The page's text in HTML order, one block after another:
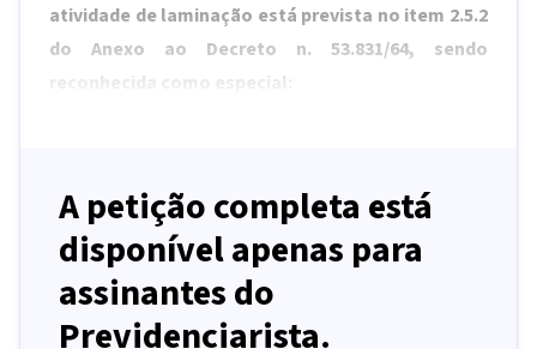
atividade de laminação está prevista no item 2.5.2
do Anexo ao Decreto n. 53.831/64, sendo
reconhecida como especial:
A petição completa está
disponível apenas para
assinantes do
Previdenciarista.